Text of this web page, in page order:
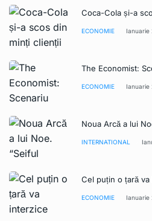
Coca-Cola și-a
ECONOMIE Ianuarie
The Economist:
ECONOMIE Ianuarie
Noua Arcă a lui
INTERNATIONAL
Cel puțin o țară va
ECONOMIE Ianuarie